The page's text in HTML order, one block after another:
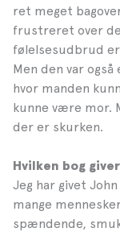
ret meget
frustreret over
følelsesudbrud
Men den var
hvor manden
kunne være mor.
der er skurken.
Hvilken bog
Jeg har givet
mange
spændende,